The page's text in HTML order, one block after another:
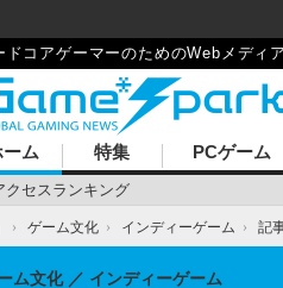
ドコアゲーマーのためのWebメディア
ーム
クセスランキング
特集 PCゲーム
› ゲーム文化 › インディーゲーム › 記
ム文化 インディーゲーム